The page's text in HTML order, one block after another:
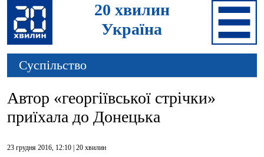
20 хвилин
Україна
Суспільство
Автор «георгіївської стрічки»
приїхала до Донецька
23 грудня 2016, 12:10 |20 хвилин